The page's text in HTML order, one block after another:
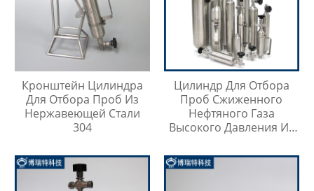
Кронштейн Цилиндра
Для Отбора Проб Из
Нержавеющей Стали
304
Цилиндр Для Отбора
Проб Сжиженного
Нефтяного Газа
Высокого Давления Из
316SS